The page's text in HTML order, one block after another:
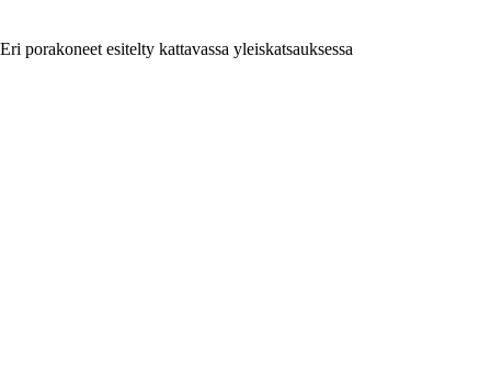
Eri porakoneet esitelty kattavassa yleiskatsauksessa